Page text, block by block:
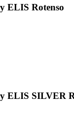
ELIS Rotenso
ELIS SILVER